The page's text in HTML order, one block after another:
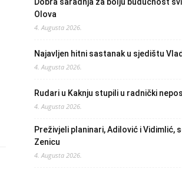
Olova
4. Augusta 2026.
Najavljen hitni sastanak u sjedištu
4. Augusta 2026.
Rudari u Kaknju stupili u radnički
4. Augusta 2026.
Preživjeli planinari, Adilović i Vidimlić,
Zenicu
4. Augusta 2026.